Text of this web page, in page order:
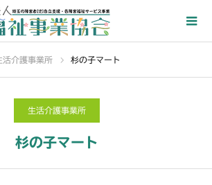
活介護事業所 杉の子マート
生活介護事業所
杉の子マート